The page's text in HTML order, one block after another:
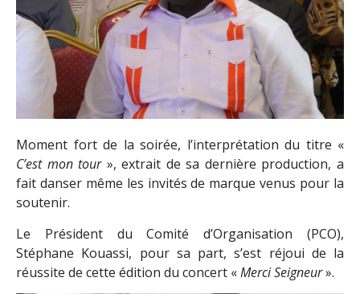
Moment fort de la soirée, l’interprétation du titre «
C’est mon tour», extrait de sa dernière production, a
fait danser même les invités de marque venus pour la
soutenir.
Le Président du Comité d’Organisation (PCO),
Stéphane Kouassi, pour sa part, s’est réjoui de la
réussite de cette édition du concert «Merci Seigneur».